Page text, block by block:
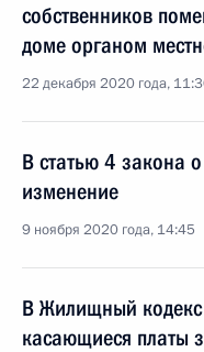
собственников
доме органом
22 декабря 2020 года,
В статью 4 закона
изменение
9 ноября 2020 года, 14:45
В Жилищный
касающиеся платы